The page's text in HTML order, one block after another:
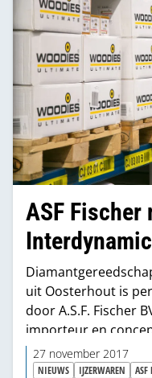
ASF Fischer
uit Oosterhout is
door A.S.F. Fischer
importeur en
volledige
27 november 2017
NIEUWS IJZERWAREN ASF